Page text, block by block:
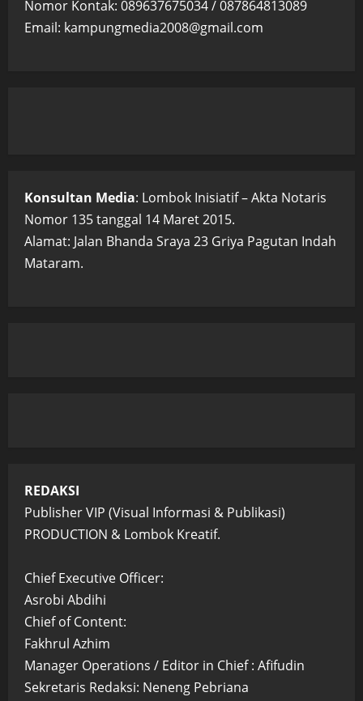
Nomor Kontak: 089637675034 / 087864813089
Email: kampungmedia2008@gmail.com
Konsultan Media: Lombok Inisiatif – Akta Notaris
Nomor 135 tanggal 14 Maret 2015.
Alamat: Jalan Bhanda Sraya 23 Griya Pagutan Indah
Mataram.
REDAKSI
Publisher VIP (Visual Informasi & Publikasi)
PRODUCTION & Lombok Kreatif.
Chief Executive Officer:
Asrobi Abdihi
Chief of Content:
Fakhrul Azhim
Manager Operations / Editor in Chief : Afifudin
Sekretaris Redaksi: Neneng Pebriana